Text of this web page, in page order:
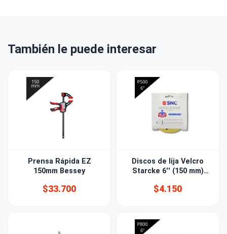
También le puede interesar
Prensa Rápida EZ
150mm Bessey
$33.700
Discos de lija Velcro
Starcke 6'' (150 mm)
$4.150